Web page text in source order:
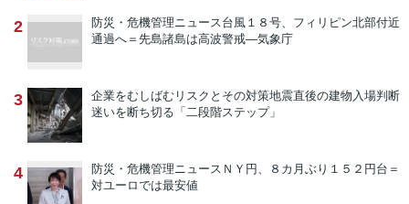
2 防災・危機管理ニュース台風１８号、フィリピン北部付近
通過へ＝先島諸島は高波警戒―気象庁
3 企業をむしばむリスクとその対策地震直後の建物入場判断
迷いを断ち切る「二段階ステップ」
4 防災・危機管理ニュース ＮＹ円、８カ月ぶり１５２円台＝
対ユーロでは最安値